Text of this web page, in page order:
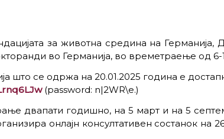
за животна средина на Германија,
во Германија, во времетраење од 6-
што се одржа на 20.01.2025 година е
(password: n|2WR\e.)
двапати годишно, на 5 март и на 5
онлајн консултативен состанок